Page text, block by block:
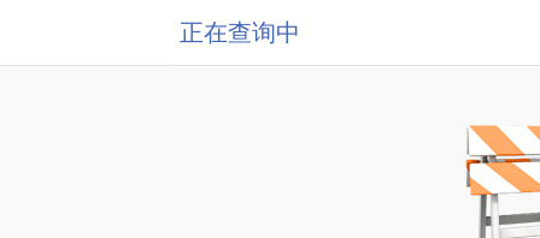
正在查询中